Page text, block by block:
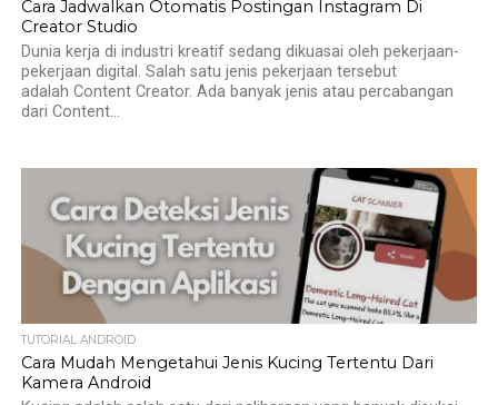
Cara Jadwalkan Otomatis Postingan Instagram Di
Creator Studio
Dunia kerja di industri kreatif sedang dikuasai oleh pekerjaan-
pekerjaan digital. Salah satu jenis pekerjaan tersebut
adalah Content Creator. Ada banyak jenis atau percabangan
dari Content...
TUTORIAL ANDROID
Cara Mudah Mengetahui Jenis Kucing Tertentu Dari
Kamera Android